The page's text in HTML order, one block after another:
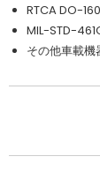
RTCA DO-
MIL-STD-
その他車載機